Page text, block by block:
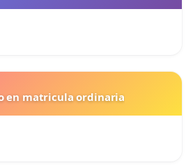
en matricula ordinaria